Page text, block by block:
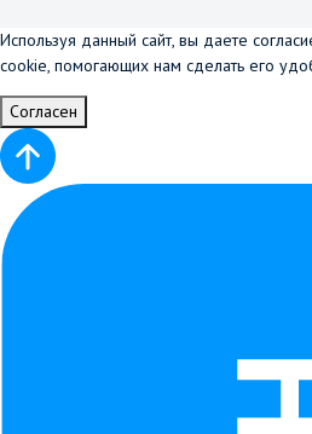
Используя данный сайт, вы даете
cookie, помогающих нам сделать его
Согласен